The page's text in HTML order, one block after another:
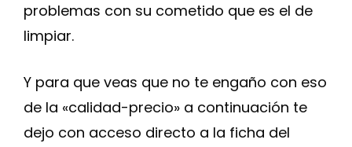
problemas con su cometido que es el de
limpiar.
Y para que veas que no te engaño con eso
de la «calidad-precio» a continuación te
dejo con acceso directo a la ficha del